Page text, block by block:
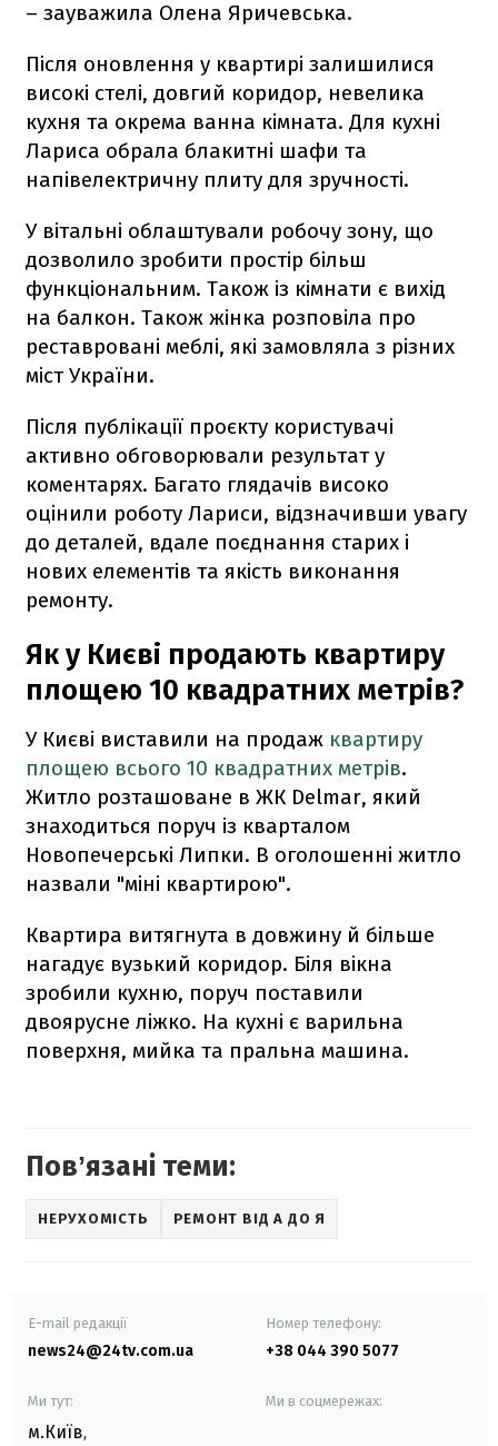
– зауважила Олена Яричевська.
Після оновлення у квартирі залишилися
високі стелі, довгий коридор, невелика
кухня та окрема ванна кімната. Для кухні
Лариса обрала блакитні шафи та
напівелектричну плиту для зручності.
У вітальні облаштували робочу зону, що
дозволило зробити простір більш
функціональним. Також із кімнати є вихід
на балкон. Також жінка розповіла про
реставровані меблі, які замовляла з різних
міст України.
Після публікації проєкту користувачі
активно обговорювали результат у
коментарях. Багато глядачів високо
оцінили роботу Лариси, відзначивши увагу
до деталей, вдале поєднання старих і
нових елементів та якість виконання
ремонту.
Як у Києві продають квартиру
площею 10 квадратних метрів?
У Києві виставили на продаж квартиру
площею всього 10 квадратних метрів.
Житло розташоване в ЖК Delmar, який
знаходиться поруч із кварталом
Новопечерські Липки. В оголошенні житло
назвали "міні квартирою".
Квартира витягнута в довжину й більше
нагадує вузький коридор. Біля вікна
зробили кухню, поруч поставили
двоярусне ліжко. На кухні є варильна
поверхня, мийка та пральна машина.
Повʼязані теми:
НЕРУХОМІСТЬ РЕМОНТ ВІД А ДО Я
E-mail редакції
news24@24tv.com.ua
Номер телефону:
+38 044 390 5077
Ми тут:
м.Київ,
Ми в соцмережах: